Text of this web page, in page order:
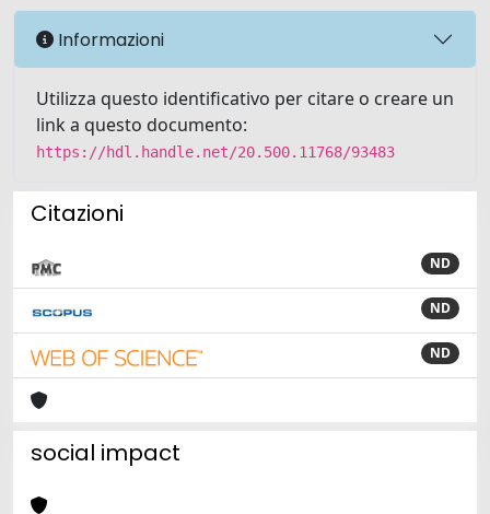
Informazioni
Utilizza questo identificativo per citare o creare un
link a questo documento:
https://hdl.handle.net/20.500.11768/93483
Citazioni
ND
ND
ND
social impact